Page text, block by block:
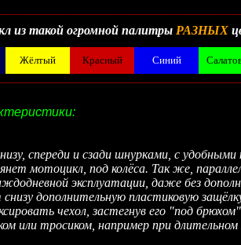
из такой огромной палитры РАЗНЫХ
Жёлтый Красный Синий
спереди и сзади шнурками, с
мотоцикл, под колёса. Так же,
эксплуатации, даже без
дополнительную пластиковую
чехол, застегнув его "под
или тросиком, например при